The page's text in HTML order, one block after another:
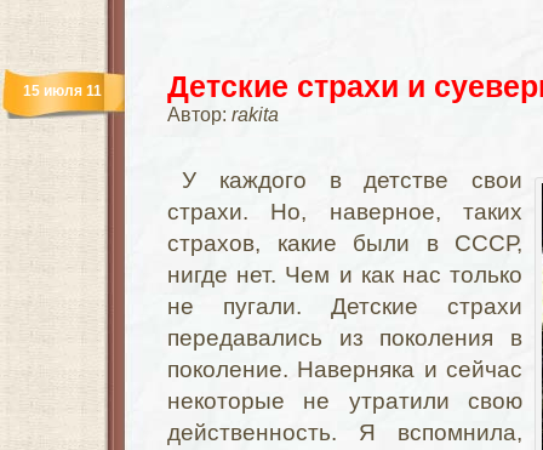
Детские страхи и
Автор: rakita
15 июля 11
У каждого в детстве свои
страхи. Но, наверное, таких
страхов, какие были в СССР,
нигде нет. Чем и как нас только
не пугали. Детские страхи
передавались из поколения в
поколение. Наверняка и сейчас
некоторые не утратили свою
действенность. Я вспомнила,